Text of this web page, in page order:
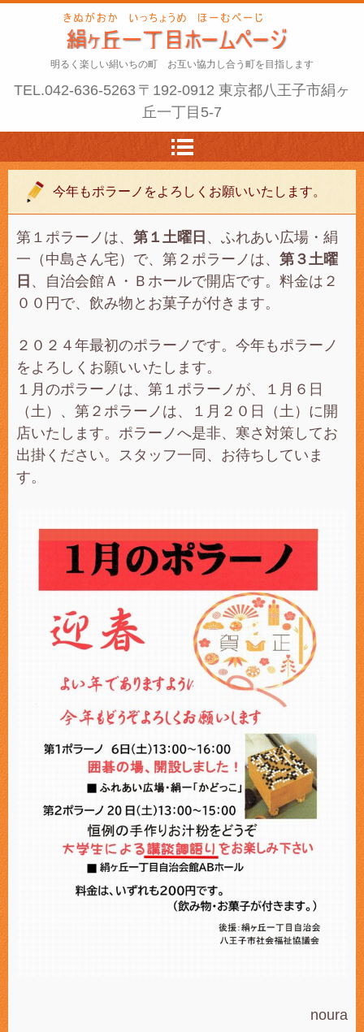
明るく楽しい絹いちの町 お互い協力し合う町を目指します
TEL.042-636-5263 〒192-0912 東京都八王子市絹ヶ
丘一丁目5-7
今年もポラーノをよろしくお願いいたします。
第１ポラーノは、 第１土曜日 、ふれあい広場・絹
一（中島さん宅）で、第２ポラーノは、 第３土曜
日 、自治会館Ａ・Ｂホールで開店です。料金は２
００円で、飲み物とお菓子が付きます。
２０２４年最初のポラーノです。今年もポラーノ
をよろしくお願いいたします。
１月のポラーノは、第１ポラーノが、１月６日
（土）、第２ポラーノは、１月２０日（土）に開
店いたします。ポラーノへ是非、寒さ対策してお
出掛ください。スタッフ一同、お待ちしていま
す。
noura